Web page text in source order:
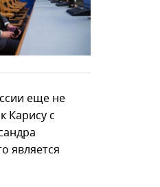
еще не
Карису с
является